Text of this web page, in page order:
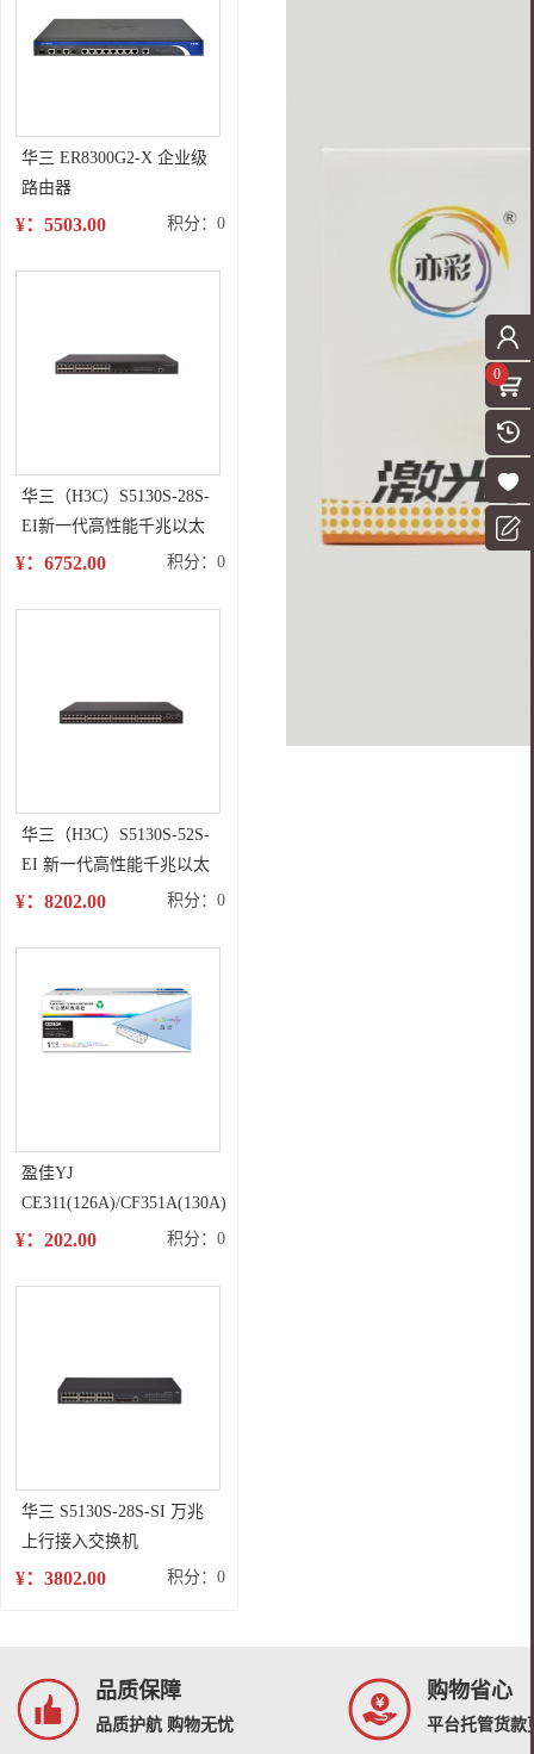
华三 ER8300G2-X 企业级
路由器
¥：5503.00 积分：0
华三（H3C）S5130S-28S-
EI新一代高性能千兆以太
网交换机
¥：6752.00 积分：0
华三（H3C）S5130S-52S-
EI 新一代高性能千兆以太
网交换机
¥：8202.00 积分：0
盈佳YJ
CE311(126A)/CF351A(130A)
兰粉(带芯片) 适用于：HP
CP1025/M175a/M175nw/M275/LBP7010C/LBP7018C
¥：202.00 积分：0
华三 S5130S-28S-SI 万兆
上行接入交换机
¥：3802.00 积分：0
品质保障
品质护航 购物无忧
购物省心
平台托管货款
0